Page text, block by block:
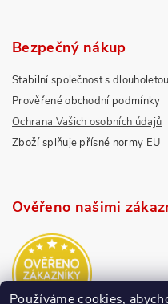
Bezpečný nákup
Stabilní společnost s
Prověřené obchodní podmínky
Ochrana Vašich osobních údajů
Zboží splňuje přísné normy EU
Ověřeno našimi
Používáme cookies,